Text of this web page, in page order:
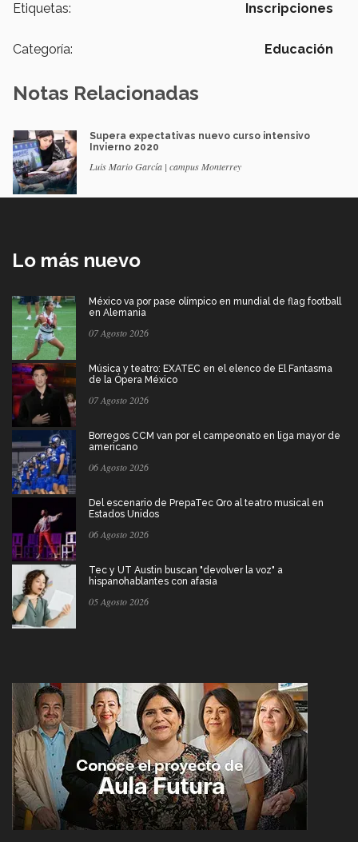
Etiquetas: Inscripciones
Categoría: Educación
Notas Relacionadas
Supera expectativas nuevo curso intensivo
Invierno 2020
Luis Mario García | campus Monterrey
Lo más nuevo
México va por pase olímpico en mundial de flag football
en Alemania
07 Agosto 2026
Música y teatro: EXATEC en el elenco de El Fantasma
de la Ópera México
07 Agosto 2026
Borregos CCM van por el campeonato en liga mayor de
americano
06 Agosto 2026
Del escenario de PrepaTec Qro al teatro musical en
Estados Unidos
06 Agosto 2026
Tec y UT Austin buscan "devolver la voz" a
hispanohablantes con afasia
05 Agosto 2026